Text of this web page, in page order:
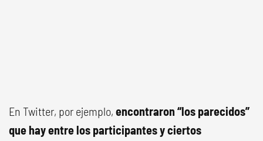
En Twitter, por ejemplo, encontraron “los parecidos”
que hay entre los participantes y ciertos